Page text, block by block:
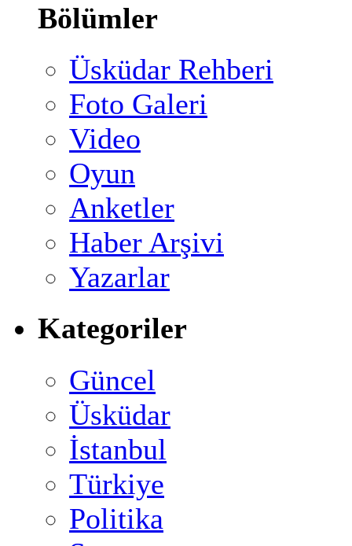
Bölümler
Üsküdar Rehberi
Foto Galeri
Video
Oyun
Anketler
Haber Arşivi
Yazarlar
Kategoriler
Güncel
Üsküdar
İstanbul
Türkiye
Politika